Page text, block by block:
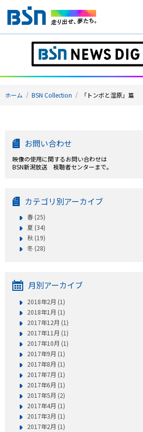
ホーム
テレビ
ラジオ
イベント
ニュース
天気
Well-being
ショッピング
会社概要・ビジョン
お問い合わせ
ホーム BSN Collection 「トンボと湿原」篇
お問い合わせ
映像の使用に関するお問い合わせは
BSN新潟放送 視聴者センターまで。
カテゴリ別アーカイブ
春 (25)
夏 (34)
秋 (19)
冬 (28)
月別アーカイブ
2018年2月 (1)
2018年1月 (1)
2017年12月 (1)
2017年11月 (1)
2017年10月 (1)
2017年9月 (1)
2017年8月 (1)
2017年7月 (1)
2017年6月 (1)
2017年5月 (2)
2017年4月 (1)
2017年3月 (1)
2017年2月 (1)